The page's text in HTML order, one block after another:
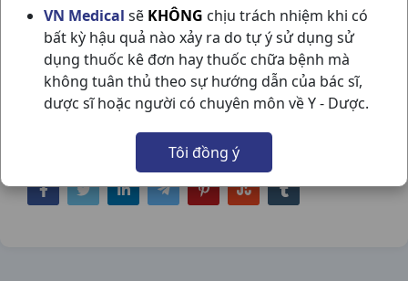
VN Medical sẽ KHÔNG chịu trách nhiệm khi có
bất kỳ hậu quả nào xảy ra do tự ý sử dụng sử
dụng thuốc kê đơn hay thuốc chữa bệnh mà
không tuân thủ theo sự hướng dẫn của bác sĩ,
dược sĩ hoặc người có chuyên môn về Y - Dược.
Tôi đồng ý
QUINCEF 500 H10V MEKOPHAR
NSX:Mekophar
Nhóm hàng:Kháng Sinh - Kháng Nấm -
Kháng Virus,
Chia sẻ qua mạng xã hội: